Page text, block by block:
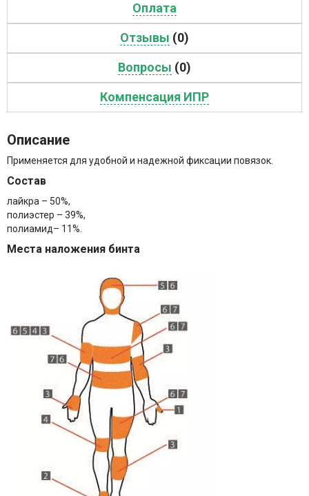
Оплата
Отзывы (0)
Вопросы (0)
Компенсация ИПР
Описание
Применяется для удобной и надежной фиксации повязок.
Состав
лайкра – 50%,
полиэстер – 39%,
полиамид– 11%.
Места наложения бинта